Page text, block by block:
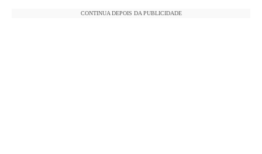
CONTINUA DEPOIS DA PUBLICIDADE